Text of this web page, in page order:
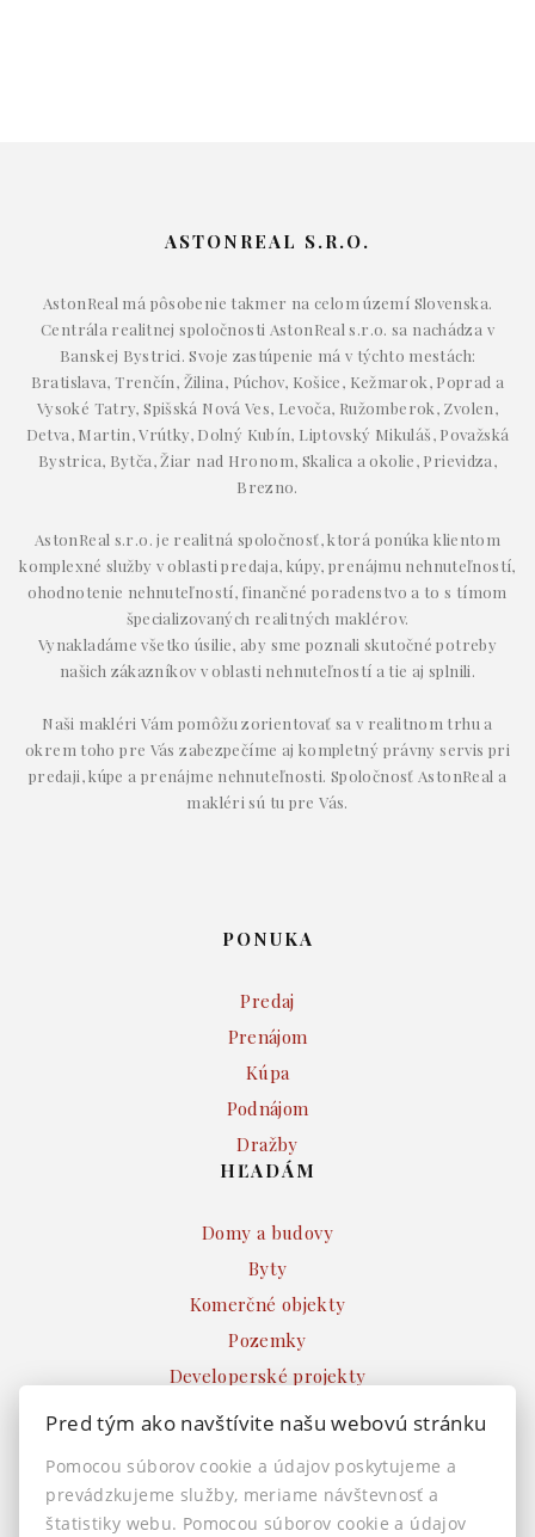
ASTONREAL S.R.O.
AstonReal má pôsobenie takmer na celom území Slovenska.
Centrála realitnej spoločnosti AstonReal s.r.o. sa nachádza v
Banskej Bystrici. Svoje zastúpenie má v týchto mestách:
Bratislava, Trenčín, Žilina, Púchov, Košice, Kežmarok, Poprad a
Vysoké Tatry, Spišská Nová Ves, Levoča, Ružomberok, Zvolen,
Detva, Martin, Vrútky, Dolný Kubín, Liptovský Mikuláš, Považská
Bystrica, Bytča, Žiar nad Hronom, Skalica a okolie, Prievidza,
Brezno.
AstonReal s.r.o. je realitná spoločnosť, ktorá ponúka klientom
komplexné služby v oblasti predaja, kúpy, prenájmu nehnuteľností,
ohodnotenie nehnuteľností, finančné poradenstvo a to s tímom
špecializovaných realitných maklérov.
Vynakladáme všetko úsilie, aby sme poznali skutočné potreby
našich zákazníkov v oblasti nehnuteľností a tie aj splnili.
Naši makléri Vám pomôžu zorientovať sa v realitnom trhu a
okrem toho pre Vás zabezpečíme aj kompletný právny servis pri
predaji, kúpe a prenájme nehnuteľnosti. Spoločnosť AstonReal a
makléri sú tu pre Vás.
PONUKA
Predaj
Prenájom
Kúpa
Podnájom
Dražby
HĽADÁM
Domy a budovy
Byty
Komerčné objekty
Pozemky
Developerské projekty
Ostatné
INFO
Makléri
Pred tým ako navštívite našu webovú stránku
Pomocou súborov cookie a údajov poskytujeme a
prevádzkujeme služby, meriame návštevnosť a
štatistiky webu. Pomocou súborov cookie a údajov